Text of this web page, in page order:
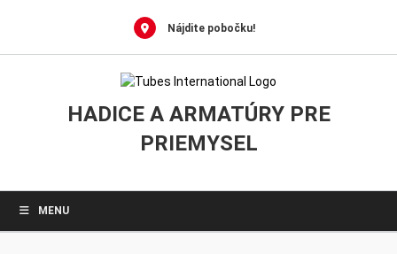
Nájdite pobočku!
HADICE A ARMATÚRY PRE
PRIEMYSEL
MENU